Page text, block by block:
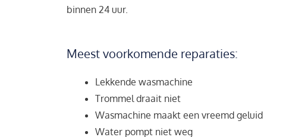
binnen 24 uur.
Meest voorkomende reparaties:
Lekkende wasmachine
Trommel draait niet
Wasmachine maakt een vreemd geluid
Water pompt niet weg